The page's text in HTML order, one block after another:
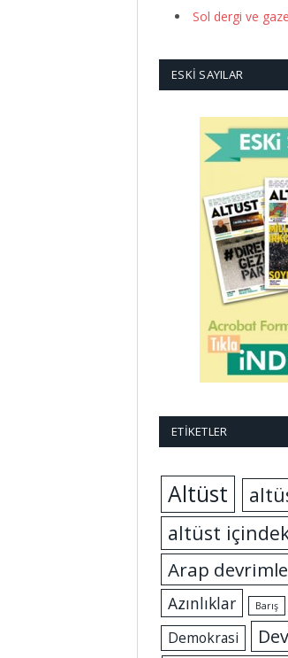
Sol dergi ve
ESKI SAYILAR
ETIKETLER
Altüst
altüst
Arap
Azınlıklar Barış
Demokrasi